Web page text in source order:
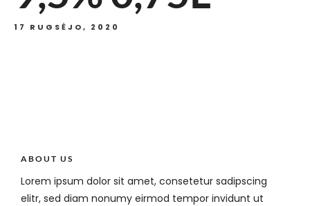
17 RUGSĖJO, 2020
ABOUT US
Lorem ipsum dolor sit amet, consetetur sadipscing
elitr, sed diam nonumy eirmod tempor invidunt ut